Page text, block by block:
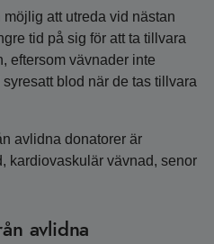
att utreda vid nästan
tid på sig för att ta tillvara
eftersom vävnader inte
blod när de tas tillvara
avlidna donatorer är
kardiovaskulär vävnad, senor
avlidna